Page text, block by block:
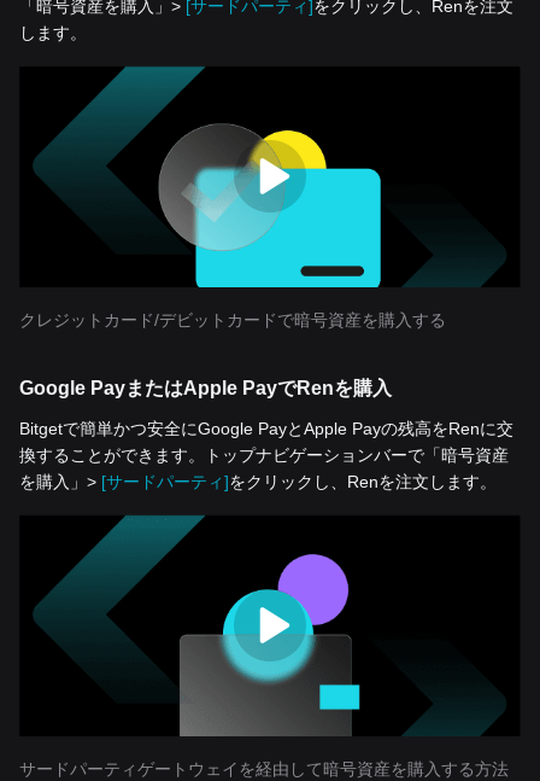
「暗号資産を‌購入」> [サードパーティ]をクリックし、Renを注文
します。
クレジットカード/デビットカードで暗号資産を購入する
Google PayまたはApple PayでRenを購入
Bitgetで簡単かつ安全にGoogle PayとApple Payの残高をRenに交
換することができます。トップナビゲーションバーで「暗号資産
を‌購入」> [サードパーティ]をクリックし、Renを注文します。
サードパーティゲートウェイを経由して暗号資産を購入する方法